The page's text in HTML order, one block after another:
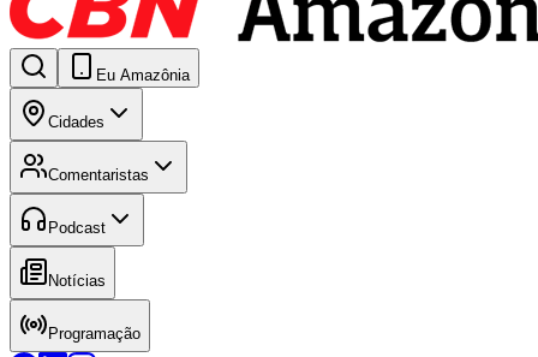
Eu Amazônia
Cidades
Comentaristas
Podcast
Notícias
Programação